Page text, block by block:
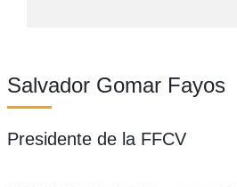
Salvador Gomar Fayos
Presidente de la FFCV